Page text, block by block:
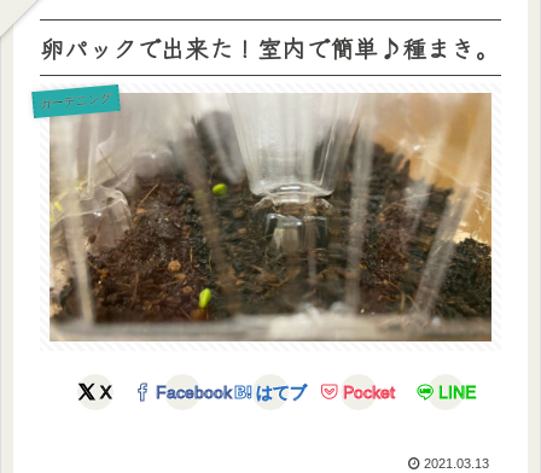
卵パックで出来た！室内で簡単♪種まき。
ガーデニング
X Facebook はてブ Pocket LINE
2021.03.13